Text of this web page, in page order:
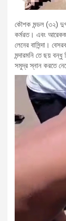
কৌশক মন্ডল (৩২)
কর্মরত। এবং
লেনের বাসিন্দা।
মন্দারমনি তে ছয় বন্ধু
সমুদ্র স্নান করতে